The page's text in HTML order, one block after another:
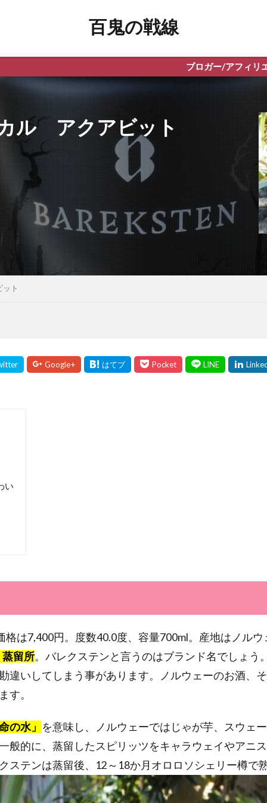
百鬼の戦線
ブロガー/アフィリエイター向けWPテーマ
ル アクアビット
ト
い
は7,400円。度数40.0度、容量700ml。産地はノルウ
留所。バレクステンと言うのはブランド名でしょう
違いしてしまう事があります。ノルウェーのお酒、
す。
の水」 を意味し、ノルウェーではじゃが芋、スウェ
般的に、蒸留したスピリッツをキャラウェイやアニ
ステンは蒸留後、12～18か月オロロソシェリー樽で